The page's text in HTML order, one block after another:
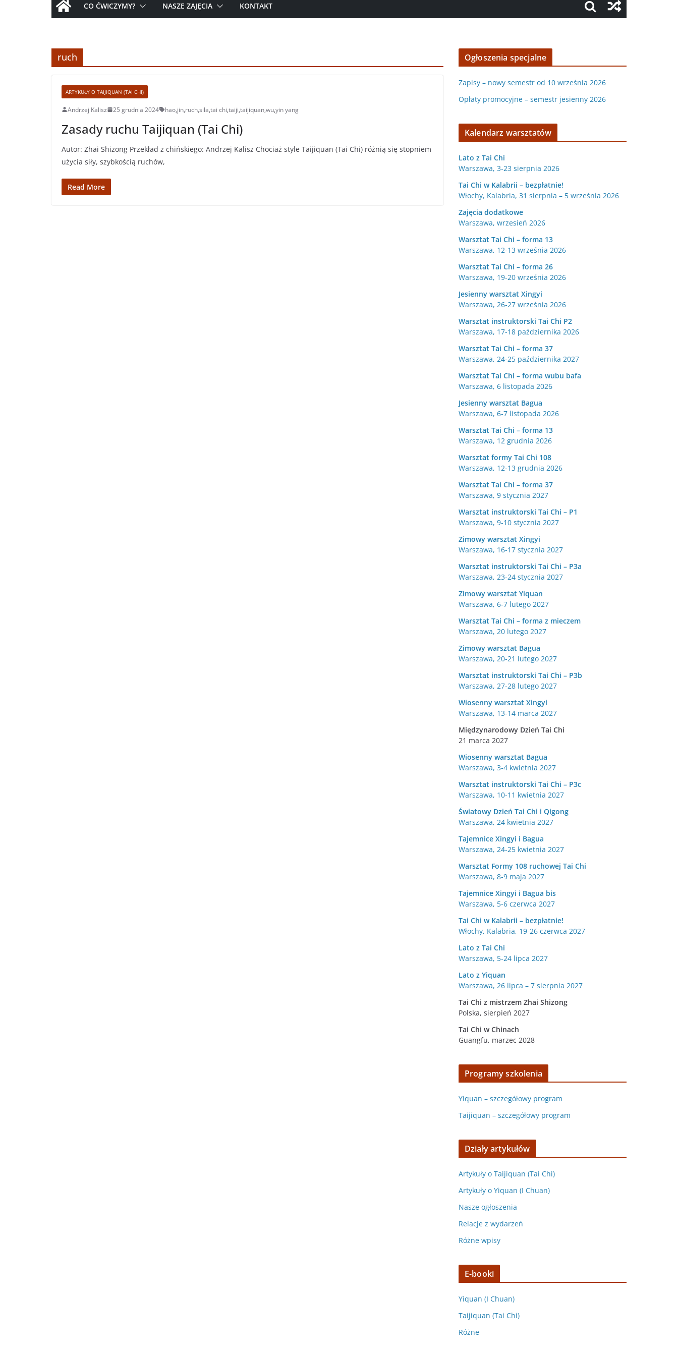
CO ĆWICZYMY? NASZE ZAJĘCIA KONTAKT
ruch
ARTYKUŁY O TAIJIQUAN (TAI CHI)
Andrzej Kalisz 25 grudnia 2024 hao,jin,ruch,siła,tai chi,taiji,taijiquan,wu,yin yang
Zasady ruchu Taijiquan (Tai Chi)
Autor: Zhai Shizong Przekład z chińskiego: Andrzej Kalisz Chociaż style Taijiquan (Tai Chi) różnią się stopniem
użycia siły, szybkością ruchów,
Read More
Ogłoszenia specjalne
Zapisy – nowy semestr od 10 września 2026
Opłaty promocyjne – semestr jesienny 2026
Kalendarz warsztatów
Lato z Tai Chi
Warszawa, 3-23 sierpnia 2026
Tai Chi w Kalabrii – bezpłatnie!
Włochy, Kalabria, 31 sierpnia – 5 września 2026
Zajęcia dodatkowe
Warszawa, wrzesień 2026
Warsztat Tai Chi – forma 13
Warszawa, 12-13 września 2026
Warsztat Tai Chi – forma 26
Warszawa, 19-20 września 2026
Jesienny warsztat Xingyi
Warszawa, 26-27 września 2026
Warsztat instruktorski Tai Chi P2
Warszawa, 17-18 października 2026
Warsztat Tai Chi – forma 37
Warszawa, 24-25 października 2027
Warsztat Tai Chi – forma wubu bafa
Warszawa, 6 listopada 2026
Jesienny warsztat Bagua
Warszawa, 6-7 listopada 2026
Warsztat Tai Chi – forma 13
Warszawa, 12 grudnia 2026
Warsztat formy Tai Chi 108
Warszawa, 12-13 grudnia 2026
Warsztat Tai Chi – forma 37
Warszawa, 9 stycznia 2027
Warsztat instruktorski Tai Chi – P1
Warszawa, 9-10 stycznia 2027
Zimowy warsztat Xingyi
Warszawa, 16-17 stycznia 2027
Warsztat instruktorski Tai Chi – P3a
Warszawa, 23-24 stycznia 2027
Zimowy warsztat Yiquan
Warszawa, 6-7 lutego 2027
Warsztat Tai Chi – forma z mieczem
Warszawa, 20 lutego 2027
Zimowy warsztat Bagua
Warszawa, 20-21 lutego 2027
Warsztat instruktorski Tai Chi – P3b
Warszawa, 27-28 lutego 2027
Wiosenny warsztat Xingyi
Warszawa, 13-14 marca 2027
Międzynarodowy Dzień Tai Chi
21 marca 2027
Wiosenny warsztat Bagua
Warszawa, 3-4 kwietnia 2027
Warsztat instruktorski Tai Chi – P3c
Warszawa, 10-11 kwietnia 2027
Światowy Dzień Tai Chi i Qigong
Warszawa, 24 kwietnia 2027
Tajemnice Xingyi i Bagua
Warszawa, 24-25 kwietnia 2027
Warsztat Formy 108 ruchowej Tai Chi
Warszawa, 8-9 maja 2027
Tajemnice Xingyi i Bagua bis
Warszawa, 5-6 czerwca 2027
Tai Chi w Kalabrii – bezpłatnie!
Włochy, Kalabria, 19-26 czerwca 2027
Lato z Tai Chi
Warszawa, 5-24 lipca 2027
Lato z Yiquan
Warszawa, 26 lipca – 7 sierpnia 2027
Tai Chi z mistrzem Zhai Shizong
Polska, sierpień 2027
Tai Chi wChinach
Guangfu, marzec 2028
Programy szkolenia
Yiquan – szczegółowy program
Taijiquan – szczegółowy program
Działy artykułów
Artykuły o Taijiquan (Tai Chi)
Artykuły o Yiquan (I Chuan)
Nasze ogłoszenia
Relacje z wydarzeń
Różne wpisy
E-booki
Yiquan (I Chuan)
Taijiquan (Tai Chi)
Różne